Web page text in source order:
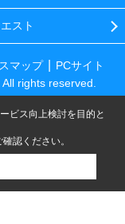
スト
マップ
PCサイト
rights reserved.
ビス向上検討を目的と
確認ください。